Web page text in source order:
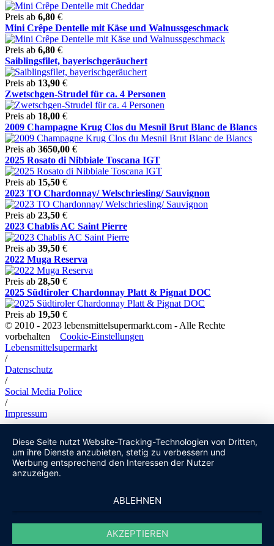
Preis ab 6,80 €
Mini Crêpe Dentelle mit Käse und Walnussgeschmack
Preis ab 6,80 €
Saiblingsfilet, bayerischgeräuchert
Preis ab 13,90 €
Zwetschgen-Strudel für ca. 4 Personen
Preis ab 18,00 €
2009 Champagne Krug Clos du Mesnil Brut Blanc de Blancs
Preis ab 3650,00 €
2025 Rosato di Nibbiale Toscana IGT
Preis ab 15,50 €
2023 TO Chardonnay/ Welschriesling/ Sauvignon
Preis ab 23,50 €
2023 Chablis AC Saint Pierre
Preis ab 39,50 €
2022 Muga Reserva
Preis ab 28,50 €
2025 Südtiroler Chardonnay Platt & Pignat DOC
Preis ab 19,50 €
© 2010 - 2023 lebensmittelsupermarkt.com - Alle Rechte
vorbehalten Cookie-Einstellungen
Lebensmittelsupermarkt
/
Datenschutz
/
Social Media Police
/
Impressum
Diese Seite nutzt Website-Tracking-Technologien von Dritten,
um ihre Dienste anzubieten, stetig zu verbessern und
Werbung entsprechend den Interessen der Nutzer
anzuzeigen.
ABLEHNEN
AKZEPTIEREN